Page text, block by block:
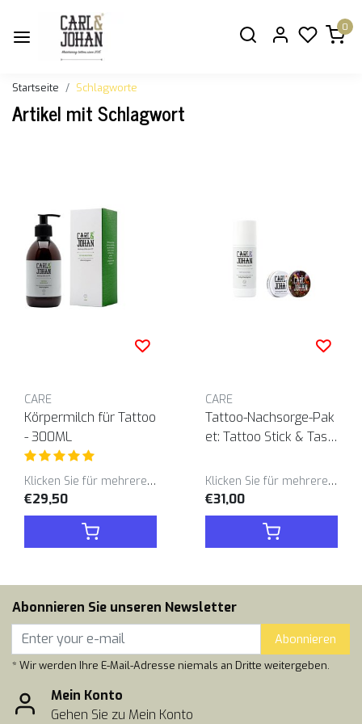
0
Startseite Schlagworte
Artikel mit Schlagwort
CARE
Körpermilch für Tattoo
- 300ML
Klicken Sie für mehrere Varianten
€29,50
CARE
Tattoo-Nachsorge-Pak
et: Tattoo Stick & Tasc
Klicken Sie für mehrere Varianten
€31,00
Abonnieren Sie unseren Newsletter
Abonnieren
* Wir werden Ihre E-Mail-Adresse niemals an Dritte weitergeben.
Mein Konto
Gehen Sie zu Mein Konto